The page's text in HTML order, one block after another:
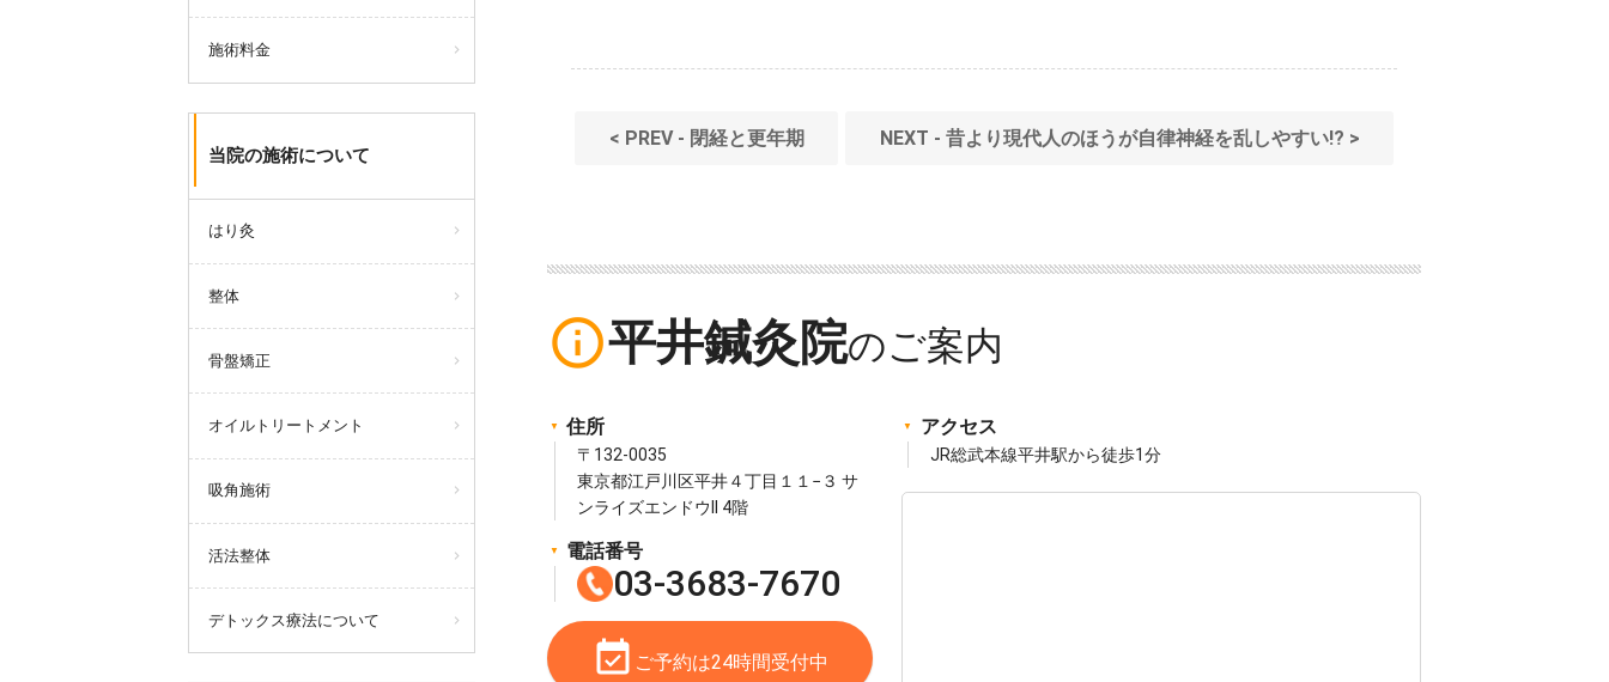
施術料金
当院の施術について
はり灸
整体
骨盤矯正
オイルトリートメント
吸角施術
活法整体
デトックス療法について
< PREV - 閉経と更年期 NEXT - 昔より現代人のほうが自律神経を乱しやすい!? >
info_outline平井鍼灸院
住所
〒132-0035
東京都江戸川区平井４丁目１１−３ サ
ンライズエンドウII 4階
電話番号
03-3683-7670
event_available ご予約は24時間受付中
アクセス
JR総武本線平井駅から徒歩1分